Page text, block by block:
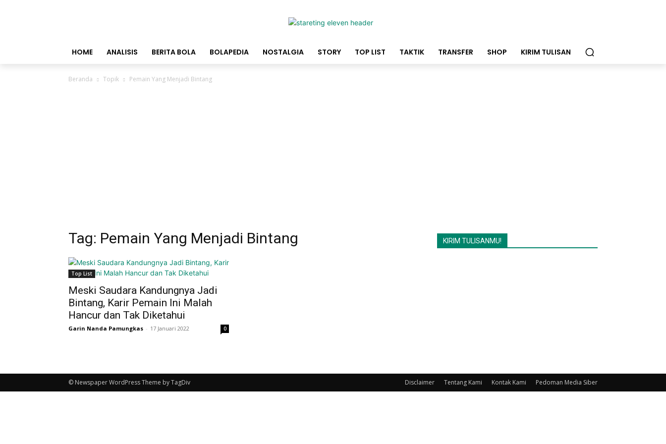
HOME ANALISIS BERITA BOLA BOLAPEDIA NOSTALGIA STORY TOP LIST TAKTIK TRANSFER SHOP KIRIM TULISAN
Beranda Topik Pemain Yang Menjadi Bintang
Tag: Pemain Yang Menjadi Bintang
Top List
Meski Saudara Kandungnya Jadi
Bintang, Karir Pemain Ini Malah
Hancur dan Tak Diketahui
Garin Nanda Pamungkas - 17 Januari 2022 0
KIRIM TULISANMU!
Disclaimer Tentang Kami Kontak Kami Pedoman Media Siber
© Newspaper WordPress Theme by TagDiv